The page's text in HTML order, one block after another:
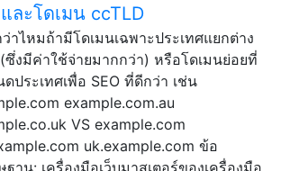
ละโดเมน ccTLD
าไหมถ้ามีโดเมนเฉพาะประเทศแยกต่าง
ซึ่งมีค่าใช้จ่ายมากกว่า) หรือโดเมนย่อยที่
ประเทศเพื่อ SEO ที่ดีกว่า เช่น
example.com.au
VS example.com
uk.example.com ข้อ
าน: เครื่องมือเว็บมาสเตอร์ของเครื่องมือ